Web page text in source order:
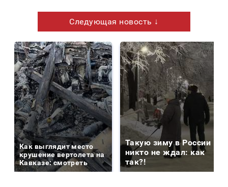
Следующая новость ↓
Как выглядит место
крушение вертолета на
Кавказе: смотреть
Такую зиму в России
никто не ждал: как
так?!